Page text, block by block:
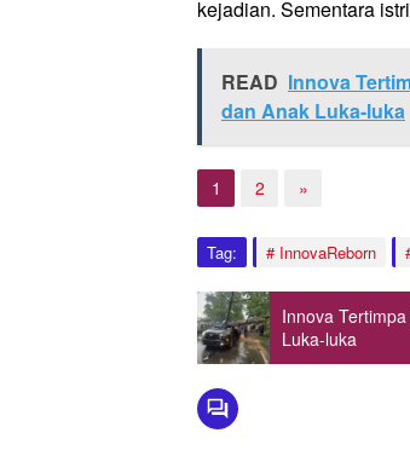
kejadian. Sementara
READ Innova
dan Anak Luka-luka
1 2 »
Tag: InnovaReborn
Innova
Luka-luka